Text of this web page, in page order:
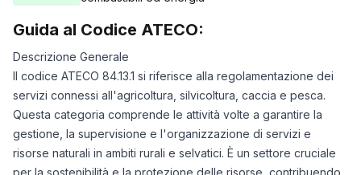
Guida al Codice ATECO:
Descrizione Generale
Il codice ATECO 84.13.1 si riferisce alla regolamentazione dei
servizi connessi all'agricoltura, silvicoltura, caccia e pesca.
Questa categoria comprende le attività volte a garantire la
gestione, la supervisione e l'organizzazione di servizi e
risorse naturali in ambiti rurali e selvatici. È un settore cruciale
per la sostenibilità e la protezione delle risorse, contribuendo